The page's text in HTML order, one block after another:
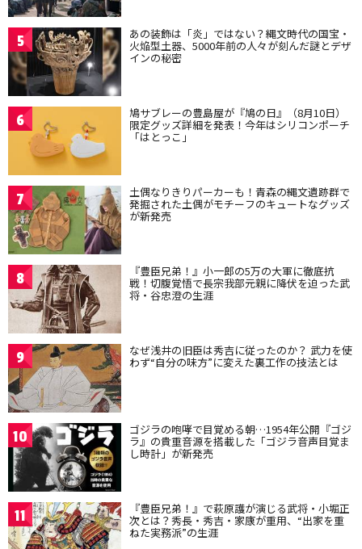
5 あの装飾は「炎」ではない？縄文時代の国宝・
火焔型土器、5000年前の人々が刻んだ謎とデザ
インの秘密
6 鳩サブレーの豊島屋が『鳩の日』（8月10日）
限定グッズ詳細を発表！今年はシリコンポーチ
「はとっこ」
7 土偶なりきりパーカーも！青森の縄文遺跡群で
発掘された土偶がモチーフのキュートなグッズ
が新発売
8 『豊臣兄弟！』小一郎の5万の大軍に徹底抗
戦！切腹覚悟で長宗我部元親に降伏を迫った武
将・谷忠澄の生涯
9 なぜ浅井の旧臣は秀吉に従ったのか？ 武力を使
わず“自分の味方”に変えた裏工作の技法とは
10 ゴジラの咆哮で目覚める朝…1954年公開『ゴジ
ラ』の貴重音源を搭載した「ゴジラ音声目覚ま
し時計」が新発売
11 『豊臣兄弟！』で萩原護が演じる武将・小堀正
次とは？秀長・秀吉・家康が重用、“出家を重
ねた実務派”の生涯